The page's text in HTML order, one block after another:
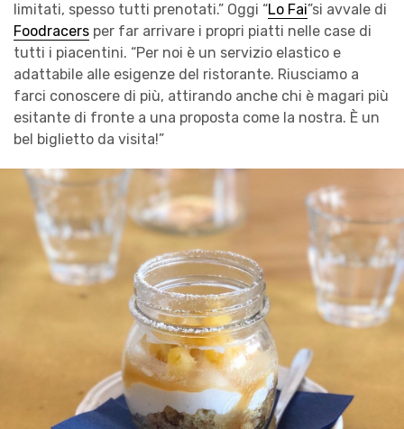
limitati, spesso tutti prenotati.” Oggi “Lo Fai”si avvale di
Foodracers per far arrivare i propri piatti nelle case di
tutti i piacentini. “Per noi è un servizio elastico e
adattabile alle esigenze del ristorante. Riusciamo a
farci conoscere di più, attirando anche chi è magari più
esitante di fronte a una proposta come la nostra. È un
bel biglietto da visita!”